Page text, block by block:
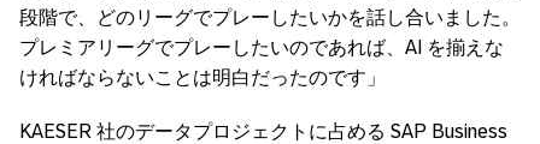
段階で、どのリーグでプレーしたいかを話し合いました。
プレミアリーグでプレーしたいのであれば、AI を揃えな
ければならないことは明白だったのです」
KAESER 社のデータプロジェクトに占める SAP Business